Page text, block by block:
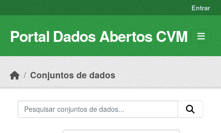
Entrar
Portal Dados Abertos CVM
Conjuntos de dados